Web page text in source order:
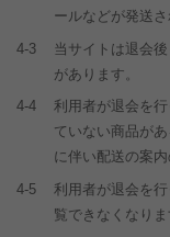
ールなどが発送さ
4-3
当サイトは退会
があります。
4-4
利用者が退会を
ていない商品が
に伴い配送の案
4-5
利用者が退会を
覧できなくなりま